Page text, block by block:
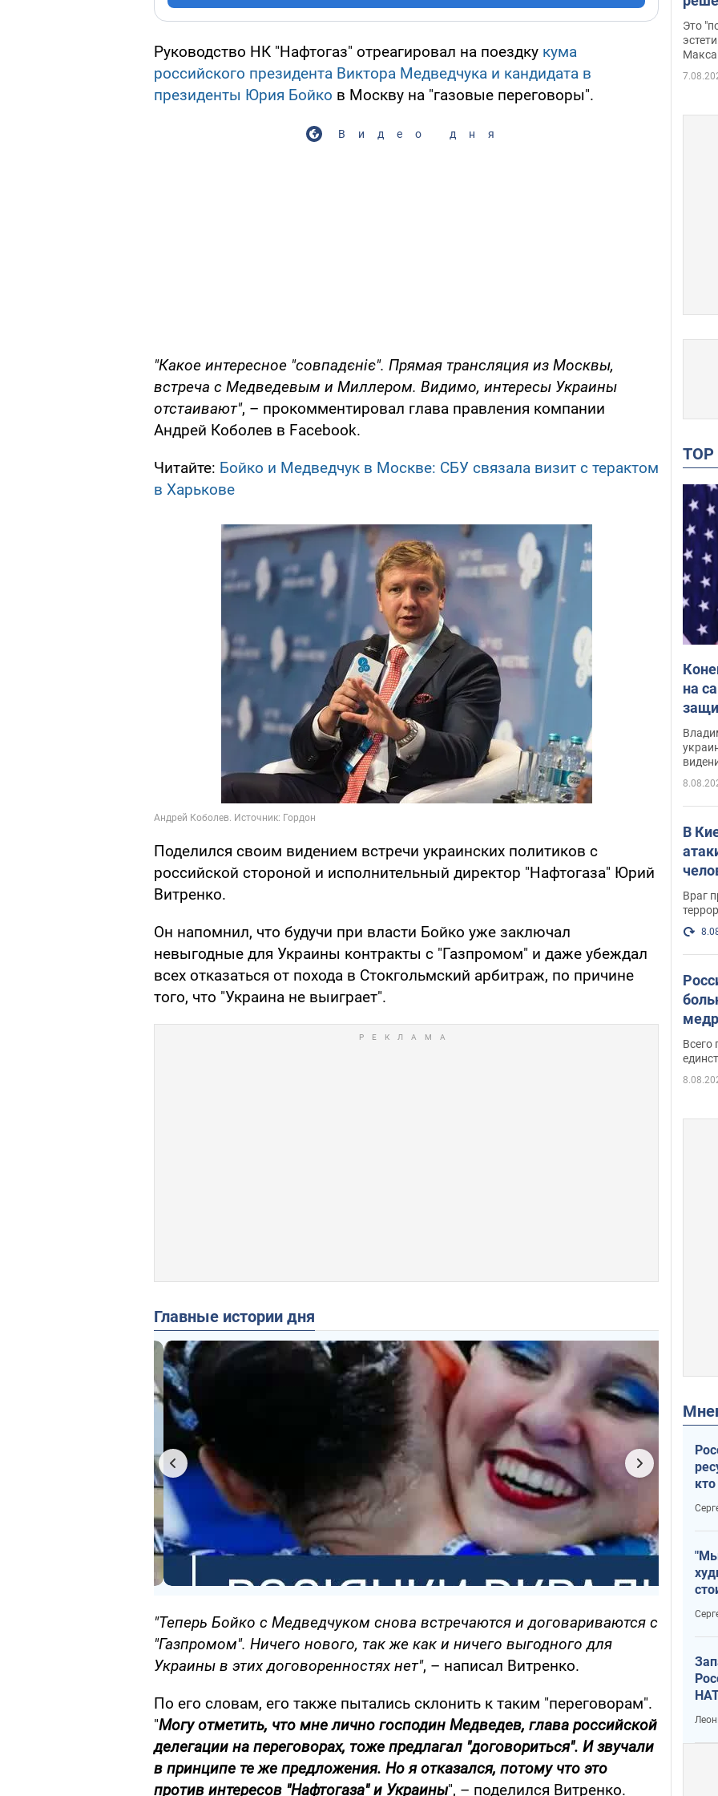
Руководство НК "Нафтогаз" отреагировал на поездку кума
российского президента Виктора Медведчука и кандидата в
президенты Юрия Бойко в Москву на "газовые переговоры".
Видео дня
"Какое интересное "совпадєніє". Прямая трансляция из Москвы,
встреча с Медведевым и Миллером. Видимо, интересы Украины
отстаивают", – прокомментировал глава правления компании
Андрей Коболев в Facebook.
Читайте: Бойко и Медведчук в Москве: СБУ связала визит с терактом
в Харькове
Поделился своим видением встречи украинских политиков с
российской стороной и исполнительный директор "Нафтогаза" Юрий
Витренко.
Он напомнил, что будучи при власти Бойко уже заключал
невыгодные для Украины контракты с "Газпромом" и даже убеждал
всех отказаться от похода в Стокгольмский арбитраж, по причине
того, что "Украина не выиграет".
Главные истории дня
"Теперь Бойко с Медведчуком снова встречаются и договариваются с
"Газпромом". Ничего нового, так же как и ничего выгодного для
Украины в этих договоренностях нет", – написал Витренко.
По его словам, его также пытались склонить к таким "переговорам".
"Могу отметить, что мне лично господин Медведев, глава российской
делегации на переговорах, тоже предлагал "договориться". И звучали
в принципе те же предложения. Но я отказался, потому что это
против интересов "Нафтогаза" и Украины", – поделился Витренко.
Это
на
В
Враг
Всего